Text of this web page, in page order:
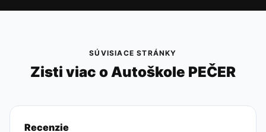
SÚVISIACE STRÁNKY
Zisti viac o Autoškole PEČER
Recenzie